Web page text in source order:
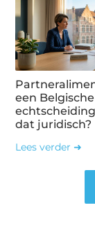
een Belgische
dat juridisch?
Lees verder ➜